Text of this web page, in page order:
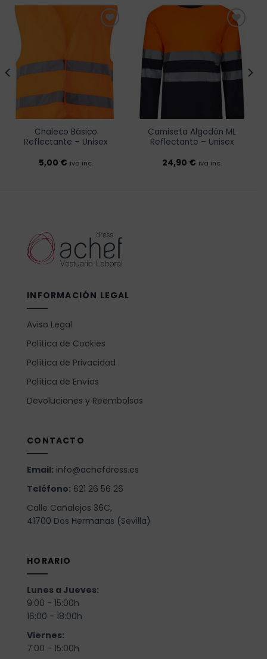
Añadir
a la
deseos
Chaleco Básico
Reflectante – Unisex
5,00 € iva inc.
Añadir
lista de
deseos
Camiseta Algodón ML
Reflectante – Unisex
24,90 € iva inc.
INFORMACIÓN LEGAL
Aviso Legal
Política de Cookies
Política de Privacidad
Política de Envíos
Devoluciones y Reembolsos
CONTACTO
Email: info@achefdress.es
Teléfono: 621 26 56 26
Calle Cañalejos 36C,
41700 Dos Hermanas (Sevilla)
HORARIO
Lunes a Jueves:
9:00 - 15:00h
16:00 - 18:00h
Viernes:
7:00 - 15:00h